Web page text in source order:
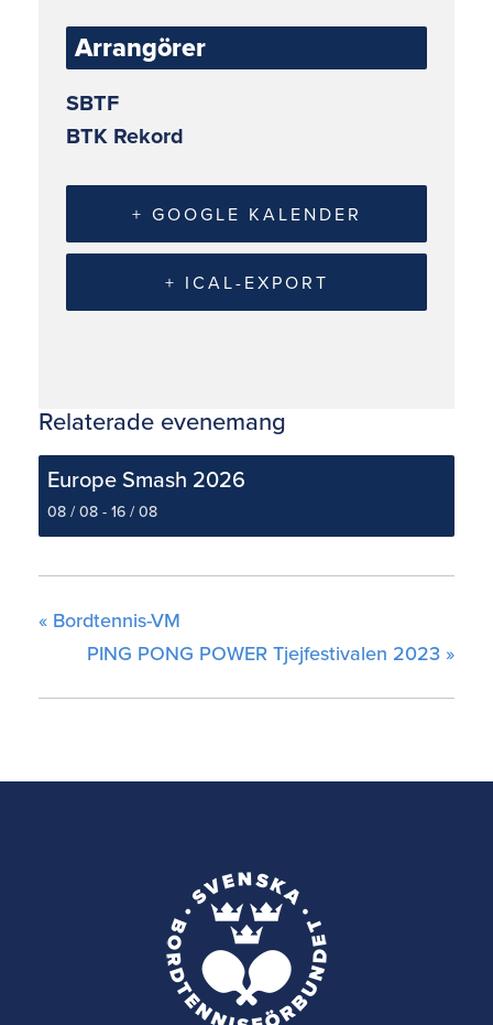
Arrangörer
SBTF
BTK Rekord
+ GOOGLE KALENDER
+ ICAL-EXPORT
Relaterade evenemang
Europe Smash 2026
08 / 08 - 16 / 08
« Bordtennis-VM
PING PONG POWER Tjejfestivalen 2023 »